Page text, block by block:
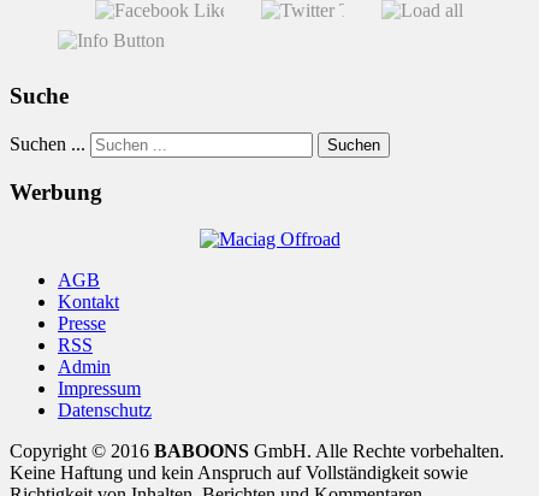
Suche
Suchen ... Suchen
Werbung
AGB
Kontakt
Presse
RSS
Admin
Impressum
Datenschutz
Copyright © 2016 BABOONS GmbH. Alle Rechte vorbehalten.
Keine Haftung und kein Anspruch auf Vollständigkeit sowie